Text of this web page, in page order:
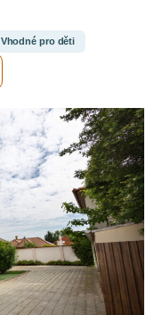
Vhodné pro děti